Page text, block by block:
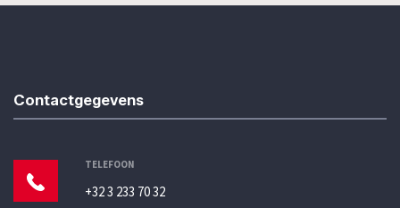
Contactgegevens
TELEFOON
+32 3 233 70 32